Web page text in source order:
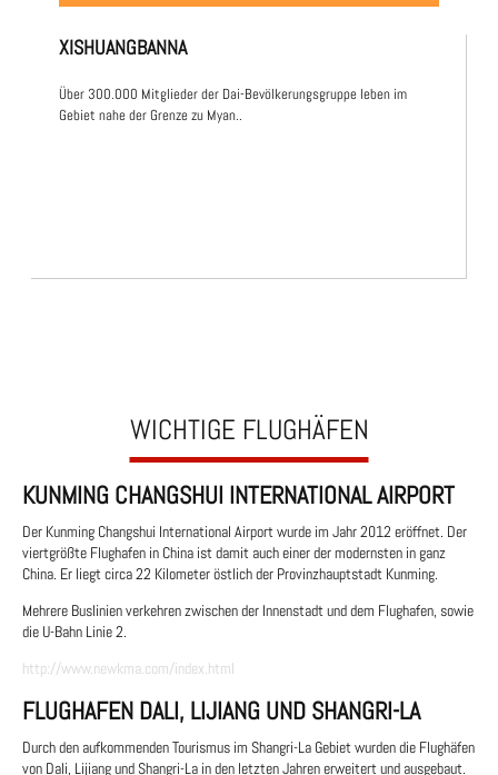
XISHUANGBANNA
Über 300.000 Mitglieder der Dai-Bevölkerungsgruppe leben im
Gebiet nahe der Grenze zu Myan..
WICHTIGE FLUGHÄFEN
KUNMING CHANGSHUI INTERNATIONAL AIRPORT
Der Kunming Changshui International Airport wurde im Jahr 2012 eröffnet. Der
viertgrößte Flughafen in China ist damit auch einer der modernsten in ganz
China. Er liegt circa 22 Kilometer östlich der Provinzhauptstadt Kunming.
Mehrere Buslinien verkehren zwischen der Innenstadt und dem Flughafen, sowie
die U-Bahn Linie 2.
http://www.newkma.com/index.html
FLUGHAFEN DALI, LIJIANG UND SHANGRI-LA
Durch den aufkommenden Tourismus im Shangri-La Gebiet wurden die Flughäfen
von Dali, Lijiang und Shangri-La in den letzten Jahren erweitert und ausgebaut.